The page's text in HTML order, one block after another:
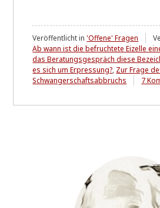
Veröffentlicht in'Offene' Fragen
Ab wann ist die befruchtete Eizelle
das Beratungsgespräch diese
es sich um Erpressung?, Zur Frage
Schwangerschaftsabbruchs
7